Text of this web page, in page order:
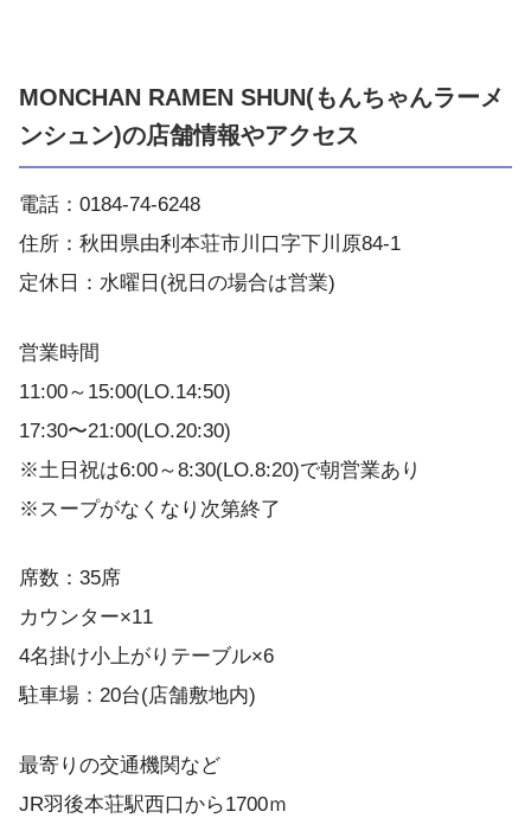
MONCHAN RAMEN SHUN(もんちゃんラーメ
ンシュン)の店舗情報やアクセス
電話：0184-74-6248
住所：秋田県由利本荘市川口字下川原84-1
定休日：水曜日(祝日の場合は営業)
営業時間
11:00～15:00(LO.14:50)
17:30〜21:00(LO.20:30)
※土日祝は6:00～8:30(LO.8:20)で朝営業あり
※スープがなくなり次第終了
席数：35席
カウンター×11
4名掛け小上がりテーブル×6
駐車場：20台(店舗敷地内)
最寄りの交通機関など
JR羽後本荘駅西口から1700ｍ